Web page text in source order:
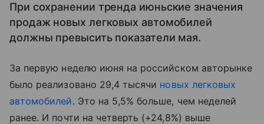
При сохранении тренда июньские значения
продаж новых легковых автомобилей
должны превысить показатели мая.
За первую неделю июня на российском авторынке
было реализовано 29,4 тысячи новых легковых
автомобилей. Это на 5,5% больше, чем неделей
ранее. И почти на четверть (+24,8%) выше